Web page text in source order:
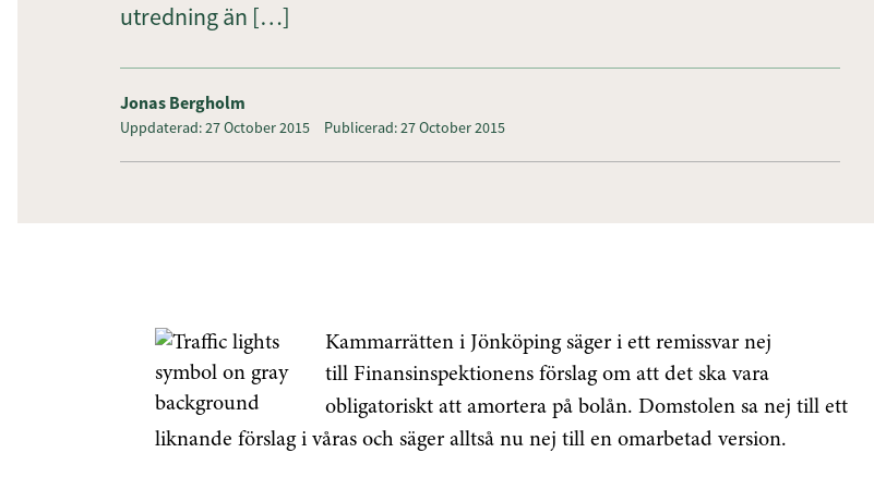
utredning än […]
Jonas Bergholm
Uppdaterad: 27 October 2015 Publicerad: 27 October 2015
Kammarrätten i Jönköping säger i ett remissvar nej
till Finansinspektionens förslag om att det ska vara
obligatoriskt att amortera på bolån. Domstolen sa nej till ett
liknande förslag i våras och säger alltså nu nej till en omarbetad version.